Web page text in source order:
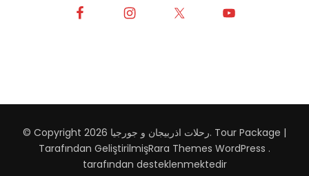
© Copyright 2026 رحلات اذربيجان و جورجيا. Tour Package |
Tarafından GeliştirilmişRara Themes WordPress .
tarafından desteklenmektedir